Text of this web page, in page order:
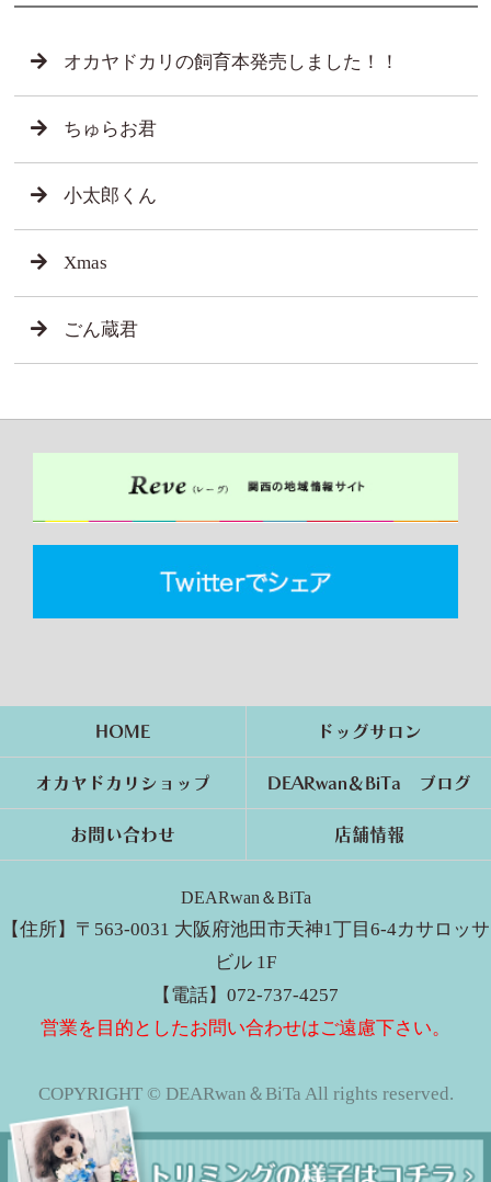
オカヤドカリの飼育本発売しました！！
ちゅらお君
小太郎くん
Xmas
ごん蔵君
HOME ドッグサロン
オカヤドカリショップ DEARwan＆BiTa ブログ
お問い合わせ 店舗情報
DEARwan＆BiTa
【住所】〒563-0031 大阪府池田市天神1丁目6-4カサロッサ
ビル 1F
【電話】072-737-4257
営業を目的としたお問い合わせはご遠慮下さい。
COPYRIGHT © DEARwan＆BiTa All rights reserved.